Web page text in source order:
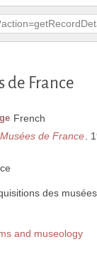
de France
French
de France .
des
and museology